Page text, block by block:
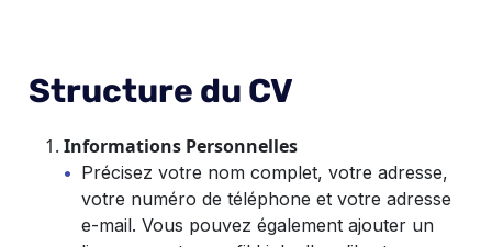
Structure du CV
Informations Personnelles
Précisez votre nom complet, votre adresse,
votre numéro de téléphone et votre adresse
e-mail. Vous pouvez également ajouter un